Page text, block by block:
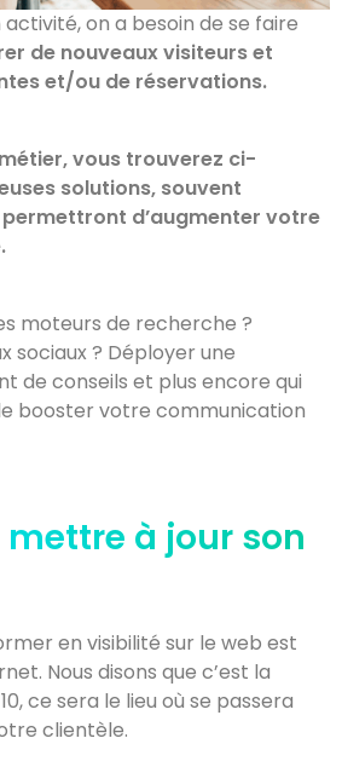
on a besoin de se faire
de nouveaux visiteurs et
et/ou de réservations.
vous trouverez ci-
solutions, souvent
d’augmenter votre
moteurs de recherche ?
sociaux ? Déployer une
de conseils et plus encore qui
booster votre communication
mettre à jour son
en visibilité sur le web est
Nous disons que c’est la
ce sera le lieu où se passera
clientèle.